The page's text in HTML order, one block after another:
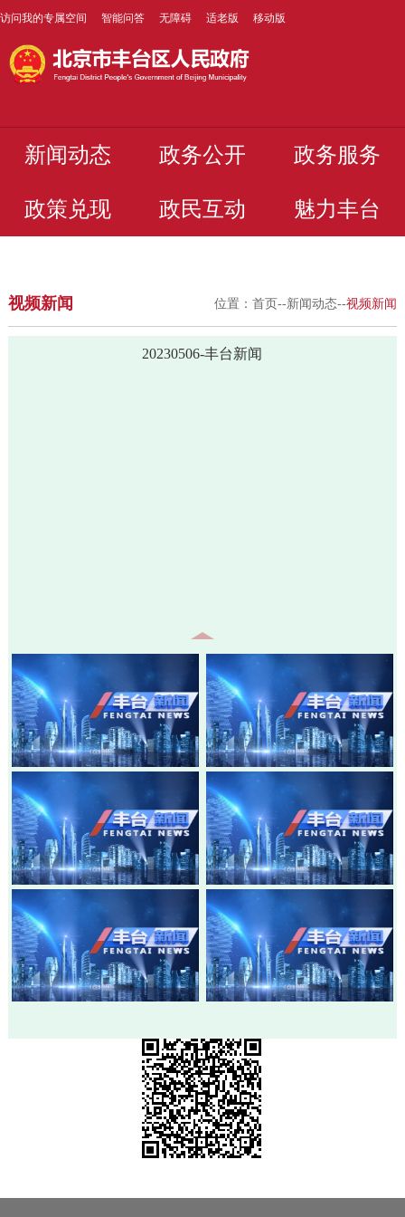
访问我的专属空间 智能问答 无障碍 适老版 移动版
新闻动态 政务公开 政务服务
政策兑现 政民互动 魅力丰台
视频新闻 位置：首页--新闻动态--视频新闻
20230506-丰台新闻
20260805-丰台新闻
20260803-丰台新闻
20260730-丰台新闻
20260728-丰台新闻